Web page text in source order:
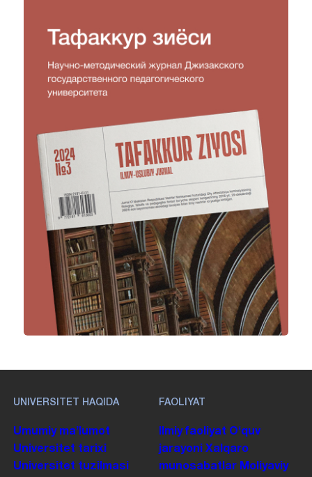
UNIVERSITET HAQIDA
Umumiy maʼlumot
Universitet tarixi
Universitet tuzilmasi
FAOLIYAT
Ilmiy faoliyat Oʻquv
jarayoni
Xalqaro
munosabatlar Moliyaviy